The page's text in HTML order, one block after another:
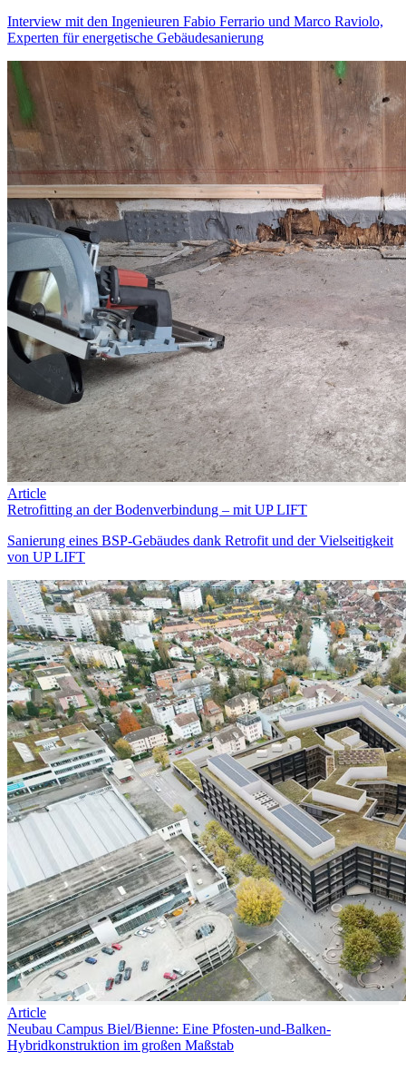
Interview mit den Ingenieuren Fabio Ferrario und Marco Raviolo,
Experten für energetische Gebäudesanierung
Article
Retrofitting an der Bodenverbindung – mit UP LIFT
Sanierung eines BSP-Gebäudes dank Retrofit und der Vielseitigkeit
von UP LIFT
Article
Neubau Campus Biel/Bienne: Eine Pfosten-und-Balken-
Hybridkonstruktion im großen Maßstab